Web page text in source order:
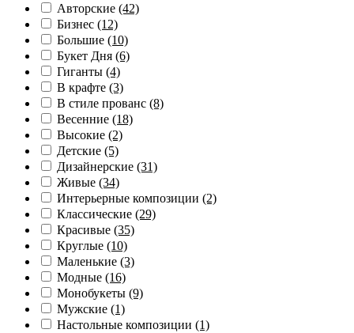
Авторские (42)
Бизнес (12)
Большие (10)
Букет Дня (6)
Гиганты (4)
В крафте (3)
В стиле прованс (8)
Весенние (18)
Высокие (2)
Детские (5)
Дизайнерские (31)
Живые (34)
Интерьерные композиции (2)
Классические (29)
Красивые (35)
Круглые (10)
Маленькие (3)
Модные (16)
Монобукеты (9)
Мужские (1)
Настольные композиции (1)